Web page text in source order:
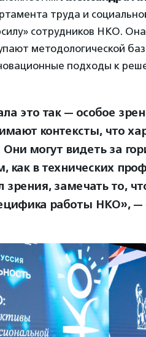
труда и
сотрудников НКО.
методологической
подходы к
это так — особое
контексты, что
могут видеть за
как в технических
зрения, замечать то,
работы НКО»,